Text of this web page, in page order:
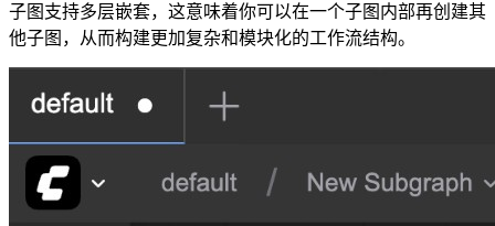
子图支持多层嵌套，这意味着你可以在一个子图内部再创建其
他子图，从而构建更加复杂和模块化的工作流结构。